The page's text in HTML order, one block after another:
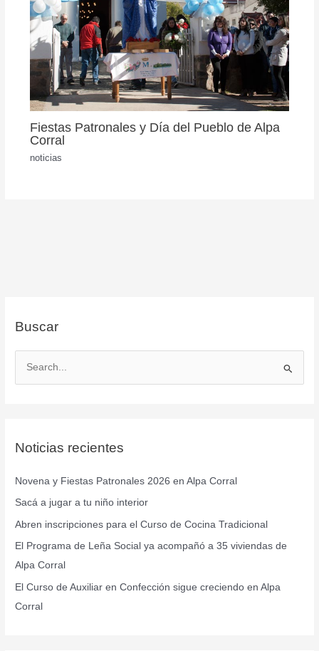
Fiestas Patronales y Día del Pueblo de Alpa
Corral
noticias
Buscar
a
p
o
r
:
Noticias recientes
Novena y Fiestas Patronales 2026 en Alpa Corral
Sacá a jugar a tu niño interior
Abren inscripciones para el Curso de Cocina Tradicional
El Programa de Leña Social ya acompañó a 35 viviendas de
Alpa Corral
El Curso de Auxiliar en Confección sigue creciendo en Alpa
Corral